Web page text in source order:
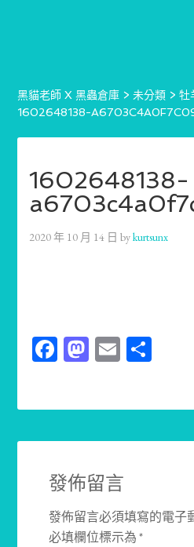
黑貓老師 X 黑蟲倉庫 >未分類 >牡
1602648138-
1602648138-
2020 年 10 月 14 日 bykurtsunx
Facebook
Mastodon
Email
發佈留言
發佈留言必須填寫的電子
必填欄位標示為*